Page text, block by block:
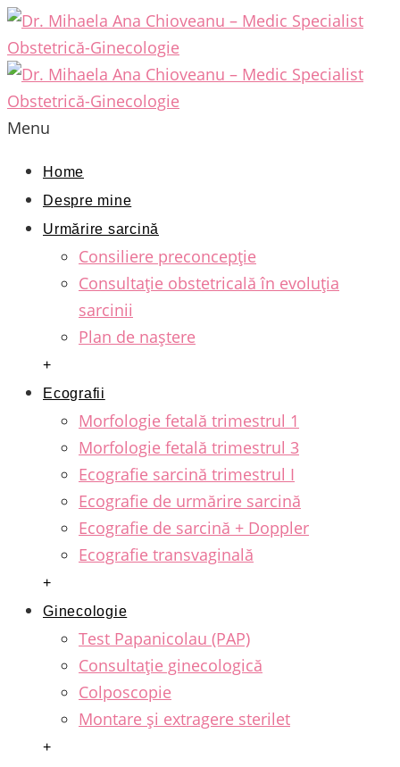
Menu
Home
Despre mine
Urmărire sarcină
Consiliere preconcepție
Consultație obstetricală în evoluția
sarcinii
Plan de naștere
+
Ecografii
Morfologie fetală trimestrul 1
Morfologie fetală trimestrul 3
Ecografie sarcină trimestrul I
Ecografie de urmărire sarcină
Ecografie de sarcină + Doppler
Ecografie transvaginală
+
Ginecologie
Test Papanicolau (PAP)
Consultație ginecologică
Colposcopie
Montare și extragere sterilet
+